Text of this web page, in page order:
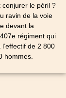
conjurer le péril ?
ravin de la voie
devant la
régiment qui
de 2 800
hommes.